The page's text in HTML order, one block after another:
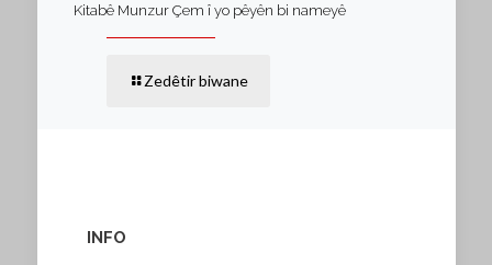
Kitabê Munzur Çem î yo pêyên bi nameyê
Zedêtir biwane
INFO